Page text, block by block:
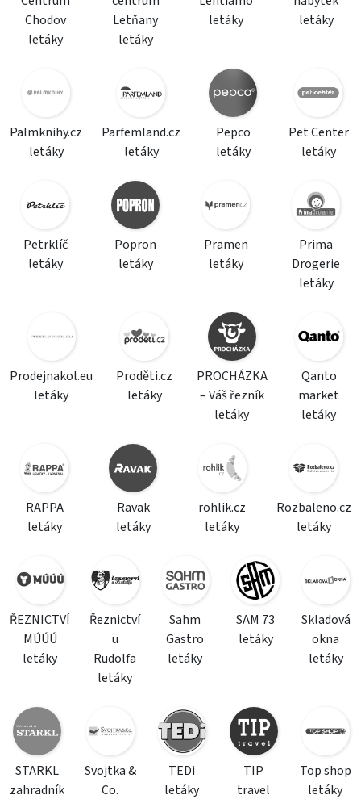
Chodov
letáky
Letňany
letáky
letáky
letáky
Palmknihy.cz
letáky
Parfemland.cz
letáky
Pepco
letáky
Pet Center
letáky
Petrklíč
letáky
Popron
letáky
Pramen
letáky
Prima
Drogerie
letáky
Prodejnakol.eu
letáky
Proděti.cz
letáky
PROCHÁZKA
– Váš řezník
letáky
Qanto
market
letáky
RAPPA
letáky
Ravak
letáky
rohlik.cz
letáky
Rozbaleno.cz
letáky
ŘEZNICTVÍ
MÚÚÚ
letáky
Řeznictví
u
Rudolfa
letáky
Sahm
Gastro
letáky
SAM 73
letáky
Skladová
okna
letáky
STARKL
zahradník
Svojtka &
Co.
TEDi
letáky
TIP
travel
Top shop
letáky